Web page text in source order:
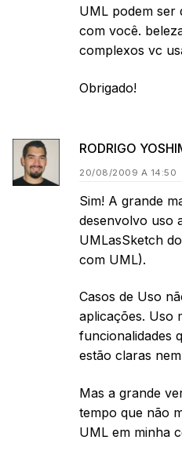
UML podem ser
com você.
complexos vc
Obrigado!
RODRIGO
20/08/2009 A 14:50
Sim! A grande
desenvolvo uso
UMLasSketch
com UML).
Casos de Uso
aplicações. Uso
funcionalidades
estão claras
Mas a grande
tempo que não
UML em minha